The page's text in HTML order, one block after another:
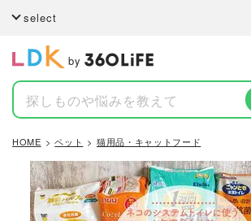
select
by
HOME ペット 猫用品・キャットフード